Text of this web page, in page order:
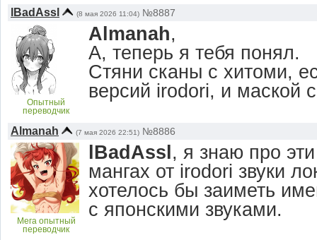
lBadAssl (8 мая 2026 11:04) №8887
Опытный
переводчик
Almanah,
А, теперь я тебя понял.
Стяни сканы с хитоми,
версий irodori, и маской
Almanah (7 мая 2026 22:51) №8886
Мега опытный
переводчик
lBadAssl, я знаю про
мангах от irodori звуки
хотелось бы заиметь
с японскими звуками.